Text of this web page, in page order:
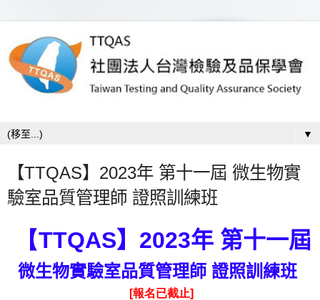
▼
【TTQAS】2023年 第十一屆 微生物實
驗室品質管理師 證照訓練班
【TTQAS】 2023年 第十一屆
微生物實驗室品質管理師 證照訓練班
[報名已截止]